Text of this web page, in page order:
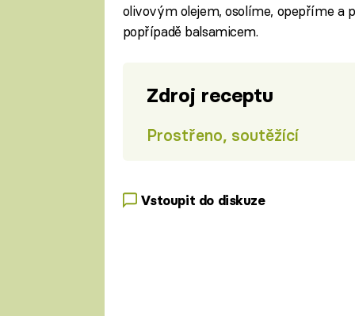
olivovým olejem, osolíme, opepříme a
popřípadě balsamicem.
Zdroj receptu
Prostřeno, soutěžící
Vstoupit do diskuze